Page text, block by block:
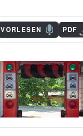
VORLESEN PDF